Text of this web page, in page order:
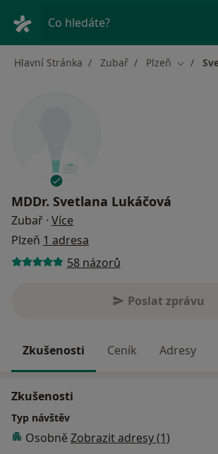
Co hledáte?
Hlavní Stránka Zubař Plzeň Změna
MDDr. Svetlana Lukáčová
Zubař · Více
Plzeň 1 adresa
58 názorů
Poslat zprávu
Zkušenosti Ceník Adresy
Zkušenosti
Typ návštěv
Osobně Zobrazit adresy (1)